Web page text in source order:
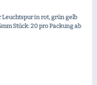
in rot, grün gelb
Stück: 20 pro Packung ab